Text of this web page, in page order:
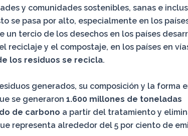
y comunidades sostenibles, sanas e
se pasa por alto, especialmente en los
un tercio de los desechos en los países
reciclaje y el compostaje, en los países en
los residuos se recicla.
generados, su composición y la forma
se generaron 1.600 millones de toneladas
de carbono a partir del tratamiento y
representa alrededor del 5 por ciento de